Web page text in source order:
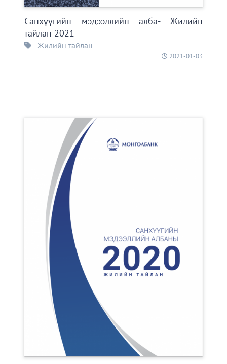
Санхүүгийн мэдээллийн алба- Жилийн
тайлан 2021
Жилийн тайлан
2021-01-03